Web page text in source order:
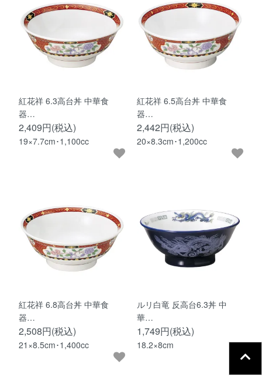
紅花祥 6.3高台丼 中華食
器…
2,409円(税込)
19×7.7cm･1,100cc
紅花祥 6.5高台丼 中華食
器…
2,442円(税込)
20×8.3cm･1,200cc
紅花祥 6.8高台丼 中華食
器…
2,508円(税込)
21×8.5cm･1,400cc
ルリ白竜 反高台6.3丼 中
華…
1,749円(税込)
18.2×8cm